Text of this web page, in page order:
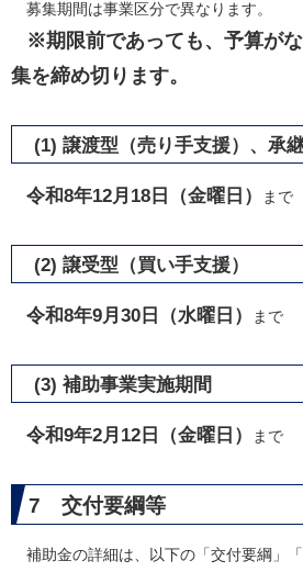
募集期間は事業区分で異なります。
※期限前であっても、予算が
集を締め切ります。
(1) 譲渡型（売り手支援）、承
令和8年12月18日（金曜日） まで
(2) 譲受型（買い手支援）
令和8年9月30日（水曜日） まで
(3) 補助事業実施期間
令和9年2月12日（金曜日） まで
7 交付要綱等
補助金の詳細は、以下の「交付要綱」